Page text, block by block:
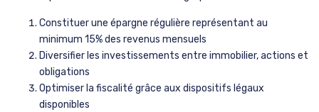
Constituer une épargne régulière représentant au
minimum 15% des revenus mensuels
Diversifier les investissements entre immobilier, actions et
obligations
Optimiser la fiscalité grâce aux dispositifs légaux
disponibles